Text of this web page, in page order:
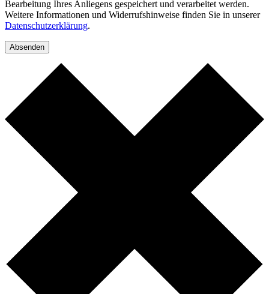
Bearbeitung Ihres Anliegens gespeichert und verarbeitet werden.
Weitere Informationen und Widerrufshinweise finden Sie in unserer
Datenschutzerklärung.